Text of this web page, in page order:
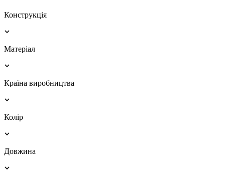
Конструкція
Матеріал
Країна виробництва
Колір
Довжина